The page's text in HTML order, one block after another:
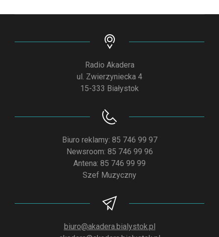
Radio Akadera
ul. Zwierzyniecka 4
15-333 Białystok
Biuro reklamy: 85 746 99 97
Newsroom: 85 746 99 96
Antena: 85 746 99 99
Szef Muzyczny
biuro@akadera.bialystok.pl